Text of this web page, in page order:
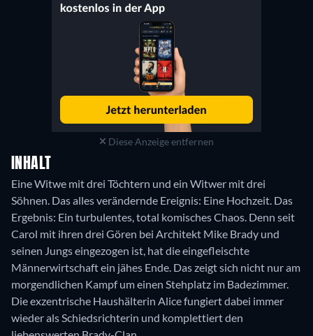
Diese Anzeige entfernen
INHALT
Eine Witwe mit drei Töchtern und ein Witwer mit drei
Söhnen. Das alles verändernde Ereignis: Eine Hochzeit. Das
Ergebnis: Ein turbulentes, total komisches Chaos. Denn seit
Carol mit ihren drei Gören bei Architekt Mike Brady und
seinen Jungs eingezogen ist, hat die eingefleischte
Männerwirtschaft ein jähes Ende. Das zeigt sich nicht nur am
morgendlichen Kampf um einen Stehplatz im Badezimmer.
Die exzentrische Haushälterin Alice fungiert dabei immer
wieder als Schiedsrichterin und komplettiert den